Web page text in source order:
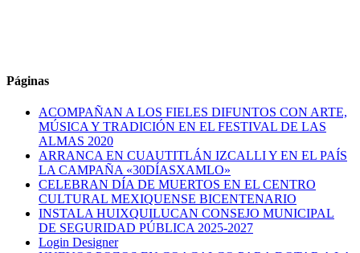
Páginas
ACOMPAÑAN A LOS FIELES DIFUNTOS CON ARTE,
MÚSICA Y TRADICIÓN EN EL FESTIVAL DE LAS
ALMAS 2020
ARRANCA EN CUAUTITLÁN IZCALLI Y EN EL PAÍS
LA CAMPAÑA «30DÍASXAMLO»
CELEBRAN DÍA DE MUERTOS EN EL CENTRO
CULTURAL MEXIQUENSE BICENTENARIO
INSTALA HUIXQUILUCAN CONSEJO MUNICIPAL
DE SEGURIDAD PÚBLICA 2025-2027
Login Designer